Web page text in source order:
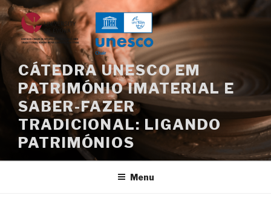
Saltar
para
conteúdo
CÁTEDRA UNESCO EM
PATRIMÓNIO IMATERIAL E
SABER-FAZER
TRADICIONAL: LIGANDO
PATRIMÓNIOS
Menu